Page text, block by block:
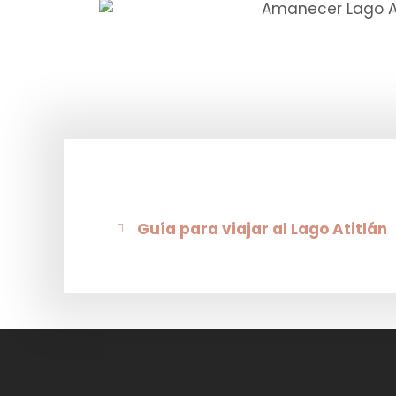
Guía para viajar al Lago Atitlán